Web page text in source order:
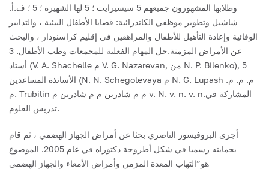
وطلابها المشهورون جميعهم 5 سيسيرايت ؛ 5 لها الشهيرة ؛ 5 ؛ ف.أ.
شاشيل وتطوير موظفي الكاتدرائية: قضايا الأطفال البيئية ، والتدابير
الوقائية وإعادة التأهيل للأطفال والمراهقين في إقليم كراسنودار ، والبحث
عن الأمراض المزمنة.حل المهام الفعلية للمجمعات وطب الأطفال. 3
أستاذ (V. A. Shachelle م V. G. Nazarevan, من N. P. Bilenko), 5
الأساتذة المساعدين (N. N. Schegolevaya م N. G. Lupash م. م. م.
م. Trubilin م م شادرين م م شادرين م v. N. v. n. v. n.المشاركة في
تدريس العلوم.
أجرى البروفيسور الناصري بحثا عن أمراض الجهاز الهضمي ، ثم قام
بحمايته رسميا في شكل أطروحة دكتوراه في عام 2005. الموضوع
هو”التهاب المعدة المزمن وأمراض الأمعاء والجهاز الهضمي